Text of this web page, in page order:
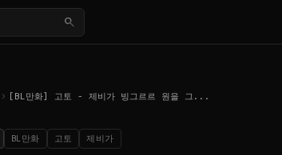
search
chevron_right [BL만화] 고토 - 제비가 빙그르르 원을 그...
BL만화 고토 제비가